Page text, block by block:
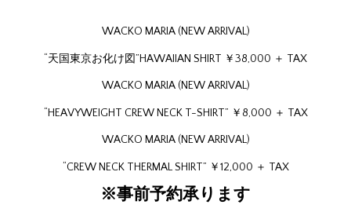
WACKO MARIA (NEW ARRIVAL)
“天国東京お化け図”HAWAIIAN SHIRT ￥38,000 ＋ TAX
WACKO MARIA (NEW ARRIVAL)
“HEAVYWEIGHT CREW NECK T-SHIRT” ￥8,000 ＋ TAX
WACKO MARIA (NEW ARRIVAL)
“CREW NECK THERMAL SHIRT” ￥12,000 ＋ TAX
※事前予約承ります